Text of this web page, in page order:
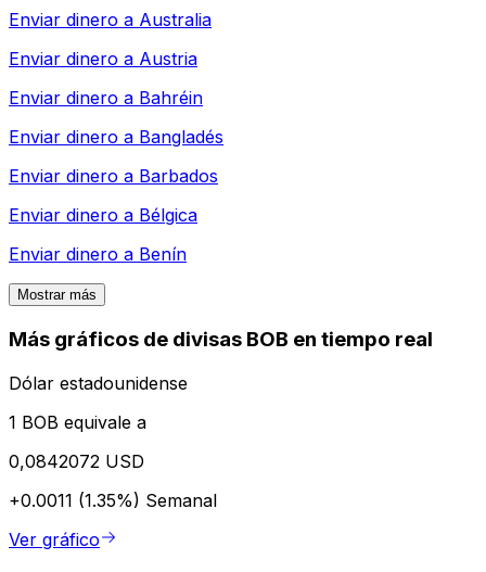
Enviar dinero a Australia
Enviar dinero a Austria
Enviar dinero a Bahréin
Enviar dinero a Bangladés
Enviar dinero a Barbados
Enviar dinero a Bélgica
Enviar dinero a Benín
Mostrar más
Más gráficos de divisas BOB en tiempo real
Dólar estadounidense
1 BOB equivale a
0,0842072 USD
+0.0011 (1.35%) Semanal
Ver gráfico